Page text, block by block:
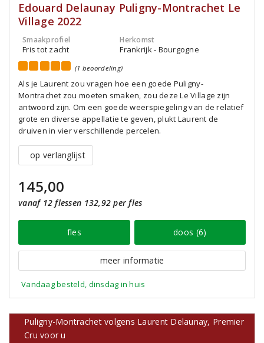
Edouard Delaunay Puligny-Montrachet Le
Village 2022
Smaakprofiel
Fris tot zacht
Herkomst
Frankrijk - Bourgogne
(1 beoordeling)
Als je Laurent zou vragen hoe een goede Puligny-
Montrachet zou moeten smaken, zou deze Le Village zijn
antwoord zijn. Om een goede weerspiegeling van de relatief
grote en diverse appellatie te geven, plukt Laurent de
druiven in vier verschillende percelen.
op verlanglijst
145,00
vanaf 12 flessen 132,92 per fles
fles doos (6)
meer informatie
Vandaag besteld, dinsdag in huis
Puligny-Montrachet volgens Laurent Delaunay, Premier
Cru voor u